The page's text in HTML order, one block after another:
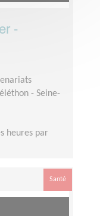
-
- Seine-
heures par
Santé